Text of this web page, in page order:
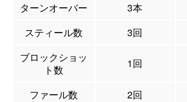
ターンオーバー
3本
スティール数
3回
ブロックショッ
ト数
1回
ファール数 2回